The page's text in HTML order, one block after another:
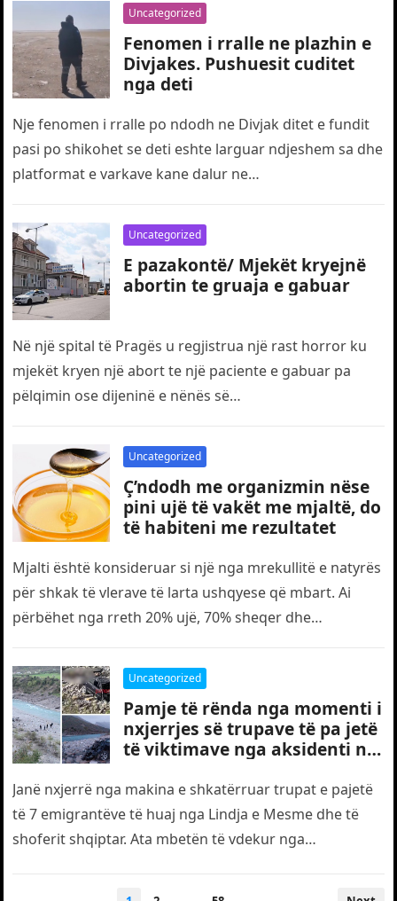
Uncategorized
Fenomen i rralle ne plazhin e
Divjakes. Pushuesit cuditet
nga deti
Nje fenomen i rralle po ndodh ne Divjak ditet e fundit
pasi po shikohet se deti eshte larguar ndjeshem sa dhe
platformat e varkave kane dalur ne…
Uncategorized
E pazakontë/ Mjekët kryejnë
abortin te gruaja e gabuar
Në një spital të Pragës u regjistrua një rast horror ku
mjekët kryen një abort te një paciente e gabuar pa
pëlqimin ose dijeninë e nënës së…
Uncategorized
Ç’ndodh me organizmin nëse
pini ujë të vakët me mjaltë, do
të habiteni me rezultatet
Mjalti është konsideruar si një nga mrekullitë e natyrës
për shkak të vlerave të larta ushqyese që mbart. Ai
përbëhet nga rreth 20% ujë, 70% sheqer dhe…
Uncategorized
Pamje të rënda nga momenti i
nxjerrjes së trupave të pa jetë
të viktimave nga aksidenti në
Janë nxjerrë nga makina e shkatërruar trupat e pajetë
të 7 emigrantëve të huaj nga Lindja e Mesme dhe të
shoferit shqiptar. Ata mbetën të vdekur nga…